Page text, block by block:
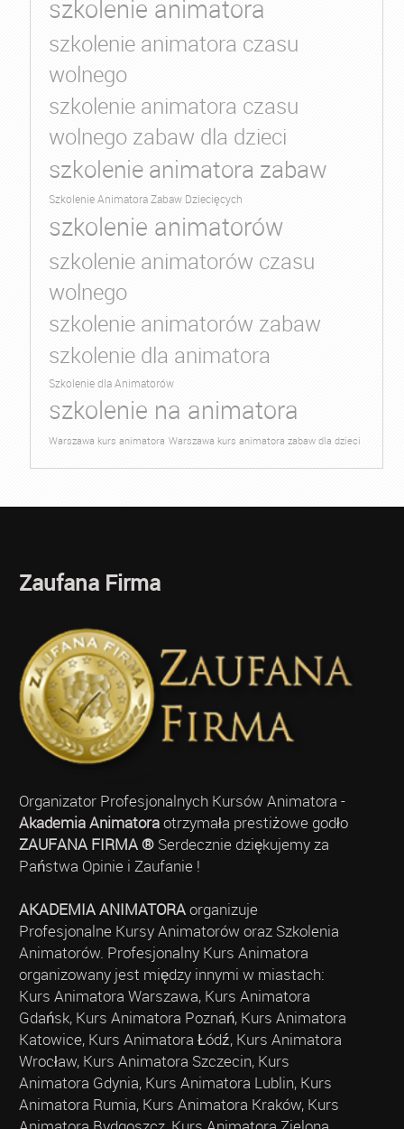
szkolenie animatora
szkolenie animatora czasu
wolnego
szkolenie animatora czasu
wolnego zabaw dla dzieci
szkolenie animatora zabaw
Szkolenie Animatora Zabaw Dziecięcych
szkolenie animatorów
szkolenie animatorów czasu
wolnego
szkolenie animatorów zabaw
szkolenie dla animatora
Szkolenie dla Animatorów
szkolenie na animatora
Warszawa kurs animatora Warszawa kurs animatora zabaw dla dzieci
Zaufana Firma
Organizator Profesjonalnych Kursów Animatora -
Akademia Animatoraotrzymała prestiżowe godło
ZAUFANA FIRMA ®Serdecznie dziękujemy za
Państwa Opinie i Zaufanie !
AKADEMIA ANIMATORAorganizuje
Profesjonalne Kursy Animatorów oraz Szkolenia
Animatorów. Profesjonalny Kurs Animatora
organizowany jest między innymi w miastach:
Kurs Animatora Warszawa, Kurs Animatora
Gdańsk, Kurs Animatora Poznań, Kurs Animatora
Katowice, Kurs Animatora Łódź, Kurs Animatora
Wrocław, Kurs Animatora Szczecin, Kurs
Animatora Gdynia, Kurs Animatora Lublin, Kurs
Animatora Rumia, Kurs Animatora Kraków, Kurs